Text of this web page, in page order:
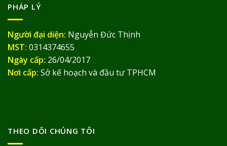
PHÁP LÝ
Người đại diện: Nguyễn Đức Thịnh
MST: 0314374655
Ngày cấp: 26/04/2017
Nơi cấp: Sở kế hoạch và đầu tư TPHCM
THEO DÕI CHÚNG TÔI